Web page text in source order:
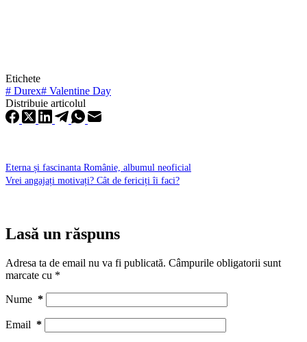
Etichete
# Durex# Valentine Day
Distribuie articolul
Eterna și fascinanta Românie, albumul neoficial
Vrei angajați motivați? Cât de fericiți îi faci?
Lasă un răspuns
Adresa ta de email nu va fi publicată. Câmpurile obligatorii sunt
marcate cu *
Nume *
Email *